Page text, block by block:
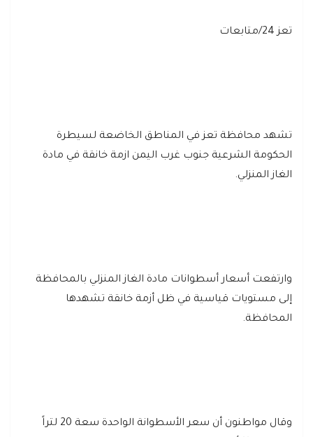
تعز 24/متابعات
تشهد محافظة تعز في المناطق الخاضعة لسيطرة
الحكومة الشرعية جنوب غرب اليمن ازمة خانقة في مادة
الغاز المنزلي.
وارتفعت أسعار أسطوانات مادة الغاز المنزلي بالمحافظة
إلى مستويات قياسية في ظل أزمة خانقة تشهدها
المحافظة.
وقال مواطنون أن سعر الأسطوانة الواحدة سعة 20 لتراً